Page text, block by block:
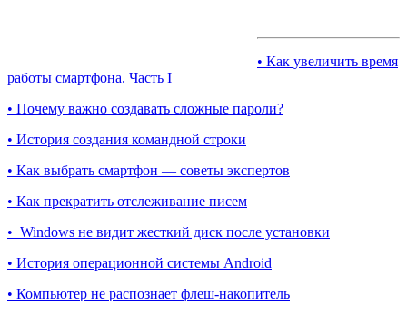
• Как увеличить время
работы смартфона. Часть I
• Почему важно создавать сложные пароли?
• История создания командной строки
• Как выбрать смартфон — советы экспертов
• Как прекратить отслеживание писем
• Windows не видит жесткий диск после установки
• История операционной системы Android
• Компьютер не распознает флеш-накопитель